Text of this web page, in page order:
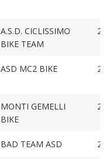
A.S.D. CICLISSIMO
BIKE TEAM
ASD MC2 BIKE
MONTI GEMELLI
BIKE
BAD TEAM ASD